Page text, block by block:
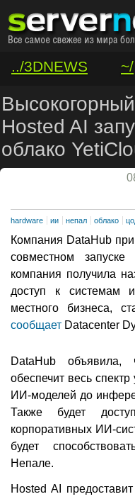
../3DNEWS ~/
/VAR/CONTACT
Hosted AI
облако
hardware ии непал облако
Компания DataHub
совместном
компания получила
доступ к системам
местного бизнеса,
сообщает Datacenter
DataHub объявила,
обеспечит весь
ИИ-моделей до
Также будет
корпоративных ИИ-
будет
Непале.
Hosted AI